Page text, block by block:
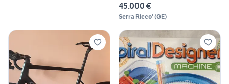
45.000 €
Serra Ricco' (GE)